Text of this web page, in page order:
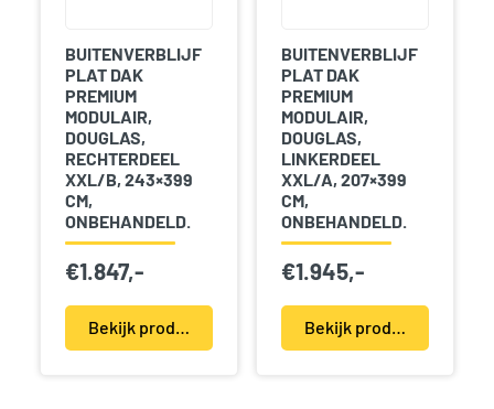
BUITENVERBLIJF
PLAT DAK
PREMIUM
MODULAIR,
DOUGLAS,
RECHTERDEEL
XXL/B, 243×399
CM,
ONBEHANDELD.
€1.847,-
Bekijk product(en)
BUITENVERBLIJF
PLAT DAK
PREMIUM
MODULAIR,
DOUGLAS,
LINKERDEEL
XXL/A, 207×399
CM,
ONBEHANDELD.
€1.945,-
Bekijk product(en)